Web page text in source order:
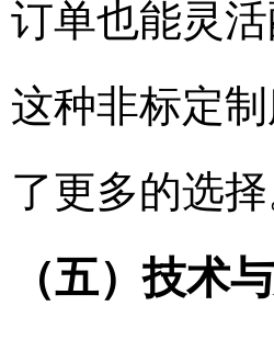
订单也能灵活
这种非标定
了更多的选择
（五）技术